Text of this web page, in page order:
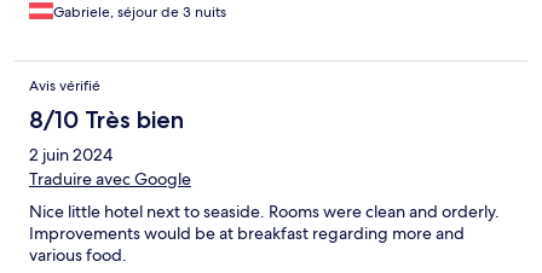
Gabriele, séjour de 3 nuits
Avis vérifié
8/10 Très bien
2 juin 2024
Traduire avec Google
Nice little hotel next to seaside. Rooms were clean and orderly.
Improvements would be at breakfast regarding more and
various food.